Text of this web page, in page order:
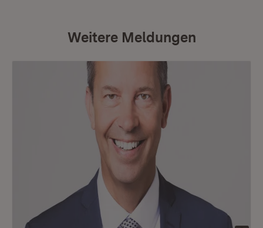
Weitere Meldungen